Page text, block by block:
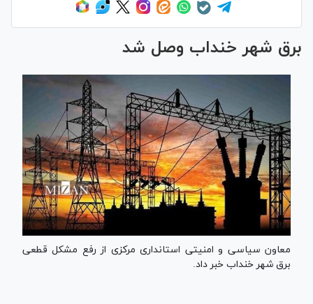
برق شهر خنداب وصل شد
معاون سیاسی و امنیتی استانداری مرکزی از رفع مشکل قطعی
برق شهر خنداب خبر داد.